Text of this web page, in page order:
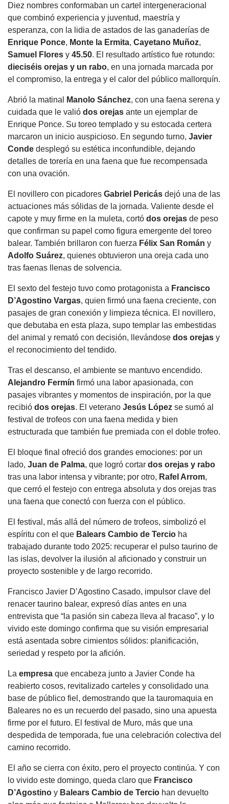
Diez nombres conformaban un cartel intergeneracional
que combinó experiencia y juventud, maestría y
esperanza, con la lidia de astados de las ganaderías de
Enrique Ponce, Monte la Ermita, Cayetano Muñoz,
Samuel Flores y 45.50. El resultado artístico fue rotundo:
dieciséis orejas y un rabo, en una jornada marcada por
el compromiso, la entrega y el calor del público mallorquín.
Abrió la matinal Manolo Sánchez, con una faena serena y
cuidada que le valió dos orejas ante un ejemplar de
Enrique Ponce. Su toreo templado y su estocada certera
marcaron un inicio auspicioso. En segundo turno, Javier
Conde desplegó su estética inconfundible, dejando
detalles de torería en una faena que fue recompensada
con una ovación.
El novillero con picadores Gabriel Pericás dejó una de las
actuaciones más sólidas de la jornada. Valiente desde el
capote y muy firme en la muleta, cortó dos orejas de peso
que confirman su papel como figura emergente del toreo
balear. También brillaron con fuerza Félix San Román y
Adolfo Suárez, quienes obtuvieron una oreja cada uno
tras faenas llenas de solvencia.
El sexto del festejo tuvo como protagonista a Francisco
D’Agostino Vargas, quien firmó una faena creciente, con
pasajes de gran conexión y limpieza técnica. El novillero,
que debutaba en esta plaza, supo templar las embestidas
del animal y remató con decisión, llevándose dos orejas y
el reconocimiento del tendido.
Tras el descanso, el ambiente se mantuvo encendido.
Alejandro Fermín firmó una labor apasionada, con
pasajes vibrantes y momentos de inspiración, por la que
recibió dos orejas. El veterano Jesús López se sumó al
festival de trofeos con una faena medida y bien
estructurada que también fue premiada con el doble trofeo.
El bloque final ofreció dos grandes emociones: por un
lado, Juan de Palma, que logró cortar dos orejas y rabo
tras una labor intensa y vibrante; por otro, Rafel Arrom,
que cerró el festejo con entrega absoluta y dos orejas tras
una faena que conectó con fuerza con el público.
El festival, más allá del número de trofeos, simbolizó el
espíritu con el que Balears Cambio de Tercio ha
trabajado durante todo 2025: recuperar el pulso taurino de
las islas, devolver la ilusión al aficionado y construir un
proyecto sostenible y de largo recorrido.
Francisco Javier D’Agostino Casado, impulsor clave del
renacer taurino balear, expresó días antes en una
entrevista que “la pasión sin cabeza lleva al fracaso”, y lo
vivido este domingo confirma que su visión empresarial
está asentada sobre cimientos sólidos: planificación,
seriedad y respeto por la afición.
La empresa que encabeza junto a Javier Conde ha
reabierto cosos, revitalizado carteles y consolidado una
base de público fiel, demostrando que la tauromaquia en
Baleares no es un recuerdo del pasado, sino una apuesta
firme por el futuro. El festival de Muro, más que una
despedida de temporada, fue una celebración colectiva del
camino recorrido.
El año se cierra con éxito, pero el proyecto continúa. Y con
lo vivido este domingo, queda claro que Francisco
D’Agostino y Balears Cambio de Tercio han devuelto